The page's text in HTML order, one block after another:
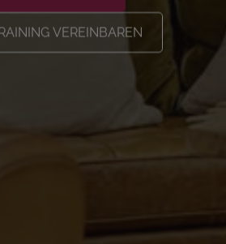
VEREINBAREN